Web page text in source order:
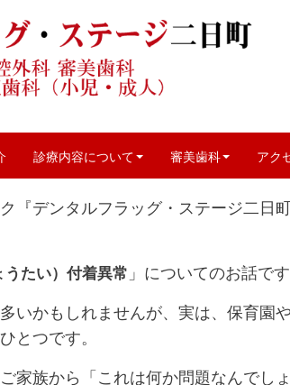
診療内容について 審美歯科 アク
うたい）付着異常って？
歯科 歯科 、治療 、雑記 |
『デンタルフラッグ・ステージ二
たい）付着異常 」についてのお話です
いかもしれませんが、実は、保育園
とつです。
家族から「これは何か問題なんでし